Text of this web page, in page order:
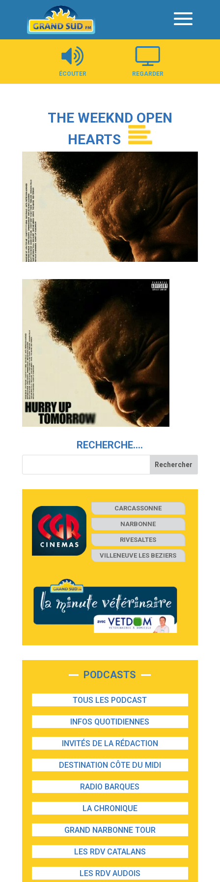
Panneau de gestion des cookies
ÉCOUTER REGARDER
THE WEEKND OPEN
HEARTS
RECHERCHE….
CARCASSONNE
NARBONNE
RIVESALTES
VILLENEUVE LES BEZIERS
PODCASTS
TOUS LES PODCAST
INFOS QUOTIDIENNES
INVITÉS DE LA RÉDACTION
DESTINATION CÔTE DU MIDI
RADIO BARQUES
LA CHRONIQUE
GRAND NARBONNE TOUR
LES RDV CATALANS
LES RDV AUDOIS